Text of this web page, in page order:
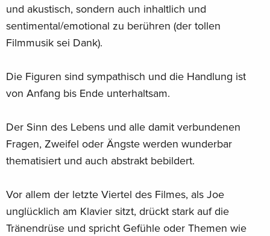
und akustisch, sondern auch inhaltlich und
sentimental/emotional zu berühren (der tollen
Filmmusik sei Dank).
Die Figuren sind sympathisch und die Handlung ist
von Anfang bis Ende unterhaltsam.
Der Sinn des Lebens und alle damit verbundenen
Fragen, Zweifel oder Ängste werden wunderbar
thematisiert und auch abstrakt bebildert.
Vor allem der letzte Viertel des Filmes, als Joe
unglücklich am Klavier sitzt, drückt stark auf die
Tränendrüse und spricht Gefühle oder Themen wie